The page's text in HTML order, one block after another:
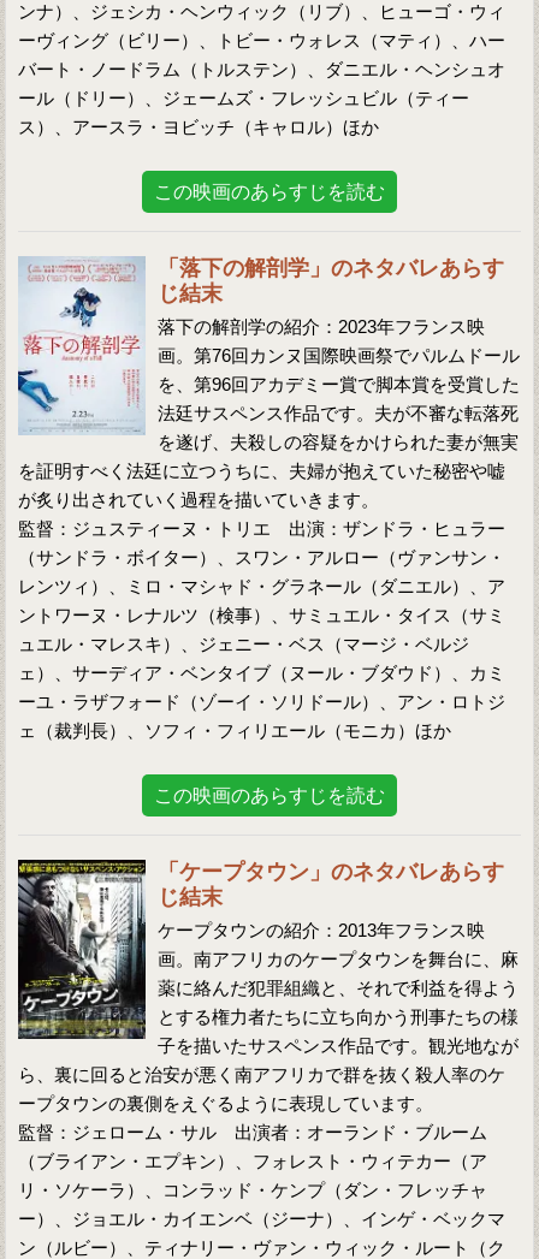
ンナ）、ジェシカ・ヘンウィック（リブ）、ヒューゴ・ウィ
ーヴィング（ビリー）、トビー・ウォレス（マティ）、ハー
バート・ノードラム（トルステン）、ダニエル・ヘンシュオ
ール（ドリー）、ジェームズ・フレッシュビル（ティー
ス）、アースラ・ヨビッチ（キャロル）ほか
この映画のあらすじを読む
「落下の解剖学」のネタバレあらす
じ結末
落下の解剖学の紹介：2023年フランス映
画。第76回カンヌ国際映画祭でパルムドール
を、第96回アカデミー賞で脚本賞を受賞した
法廷サスペンス作品です。夫が不審な転落死
を遂げ、夫殺しの容疑をかけられた妻が無実
を証明すべく法廷に立つうちに、夫婦が抱えていた秘密や嘘
が炙り出されていく過程を描いていきます。
監督：ジュスティーヌ・トリエ 出演：ザンドラ・ヒュラー
（サンドラ・ボイター）、スワン・アルロー（ヴァンサン・
レンツィ）、ミロ・マシャド・グラネール（ダニエル）、ア
ントワーヌ・レナルツ（検事）、サミュエル・タイス（サミ
ュエル・マレスキ）、ジェニー・ベス（マージ・ベルジ
ェ）、サーディア・ベンタイブ（ヌール・ブダウド）、カミ
ーユ・ラザフォード（ゾーイ・ソリドール）、アン・ロトジ
ェ（裁判長）、ソフィ・フィリエール（モニカ）ほか
この映画のあらすじを読む
「ケープタウン」のネタバレあらす
じ結末
ケープタウンの紹介：2013年フランス映
画。南アフリカのケープタウンを舞台に、麻
薬に絡んだ犯罪組織と、それで利益を得よう
とする権力者たちに立ち向かう刑事たちの様
子を描いたサスペンス作品です。観光地なが
ら、裏に回ると治安が悪く南アフリカで群を抜く殺人率のケ
ープタウンの裏側をえぐるように表現しています。
監督：ジェローム・サル 出演者：オーランド・ブルーム
（ブライアン・エプキン）、フォレスト・ウィテカー（ア
リ・ソケーラ）、コンラッド・ケンプ（ダン・フレッチャ
ー）、ジョエル・カイエンベ（ジーナ）、インゲ・ベックマ
ン（ルビー）、ティナリー・ヴァン・ウィック・ルート（ク